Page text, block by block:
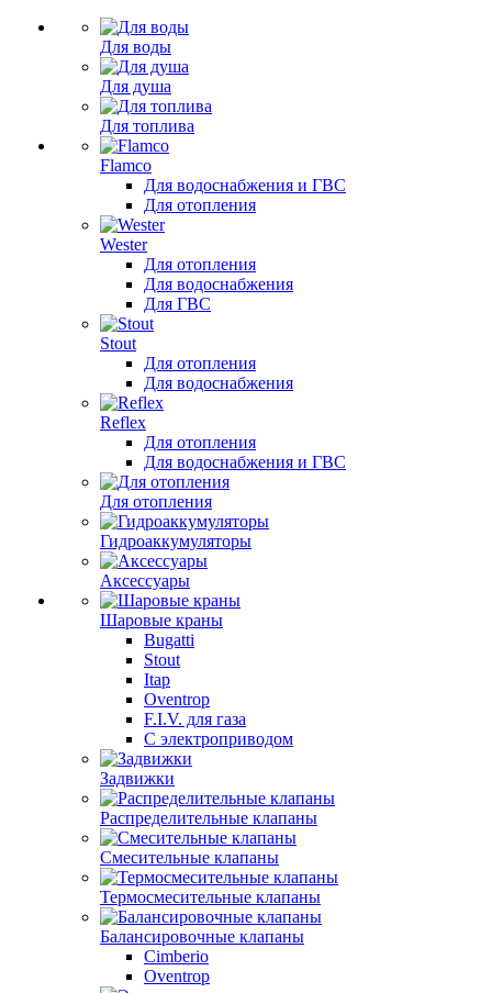
Для воды
Для душа
Для топлива
Flamco
Для водоснабжения и ГВС
Для отопления
Wester
Для отопления
Для водоснабжения
Для ГВС
Stout
Для отопления
Для водоснабжения
Reflex
Для отопления
Для водоснабжения и ГВС
Для отопления
Гидроаккумуляторы
Аксессуары
Шаровые краны
Bugatti
Stout
Itap
Oventrop
F.I.V. для газа
С электроприводом
Задвижки
Распределительные клапаны
Cмесительные клапаны
Термосмесительные клапаны
Балансировочные клапаны
Cimberio
Oventrop